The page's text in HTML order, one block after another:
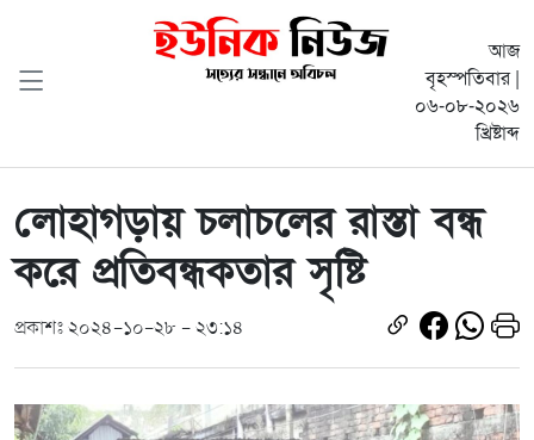
আজ
বৃহস্পতিবার |
০৬-০৮-২০২৬
খ্রিষ্টাব্দ
লোহাগড়ায় চলাচলের রাস্তা বন্ধ
করে প্রতিবন্ধকতার সৃষ্টি
প্রকাশঃ ২০২৪-১০-২৮ - ২৩:১৪